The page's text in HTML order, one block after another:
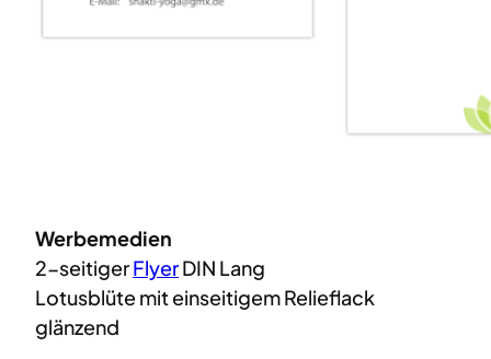
Werbemedien
2-seitigerFlyerDIN Lang
Lotusblüte mit einseitigem Relieflack
glänzend